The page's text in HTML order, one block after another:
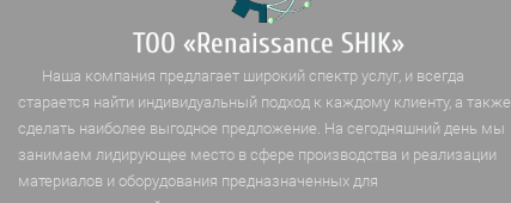
ТОО «Renaissance SHIK»
Наша компания предлагает широкий спектр услуг, и всегда
старается найти индивидуальный подход к каждому клиенту, а также
сделать наиболее выгодное предложение. На сегодняшний день мы
занимаем лидирующее место в сфере производства и реализации
материалов и оборудования предназначенных для